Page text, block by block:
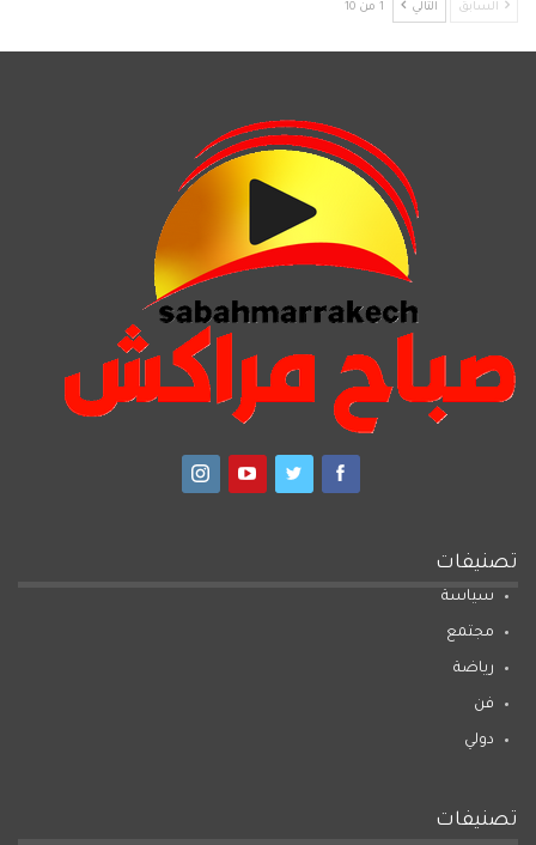
السابق التالي 1 من 10
تصنيفات
سياسة
مجتمع
رياضة
فن
دولي
تصنيفات